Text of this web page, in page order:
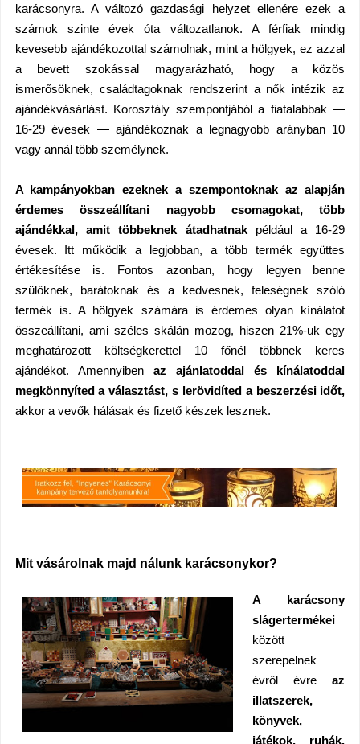
karácsonyra. A változó gazdasági helyzet ellenére ezek a
számok szinte évek óta változatlanok. A férfiak mindig
kevesebb ajándékozottal számolnak, mint a hölgyek, ez azzal
a bevett szokással magyarázható, hogy a közös
ismerősöknek, családtagoknak rendszerint a nők intézik az
ajándékvásárlást. Korosztály szempontjából a fiatalabbak —
16-29 évesek — ajándékoznak a legnagyobb arányban 10
vagy annál több személynek.
A kampányokban ezeknek a szempontoknak az alapján
érdemes összeállítani nagyobb csomagokat, több
ajándékkal, amit többeknek átadhatnakpéldául a 16-29
évesek. Itt működik a legjobban, a több termék együttes
értékesítése is. Fontos azonban, hogy legyen benne
szülőknek, barátoknak és a kedvesnek, feleségnek szóló
termék is. A hölgyek számára is érdemes olyan kínálatot
összeállítani, ami széles skálán mozog, hiszen 21%-uk egy
meghatározott költségkerettel 10 főnél többnek keres
ajándékot. Amennyiben az ajánlatoddal és kínálatoddal
megkönnyíted a választást, s lerövidíted a beszerzési időt,
akkor a vevők hálásak és fizető készek lesznek.
Mit vásárolnak majd nálunk karácsonykor?
A karácsony
slágertermékei
között
szerepelnek
évről évreaz
illatszerek,
könyvek,
játékok, ruhák,